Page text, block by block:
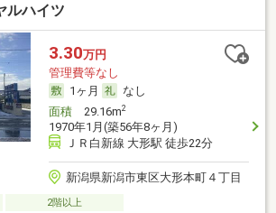
ルハイツ
3.30万円
管理費等なし
1ヶ月
なし
面積29.16m2
1970年1月(築56年8ヶ月)
ＪＲ白新線 大形駅 徒歩22分
新潟県新潟市東区大形本町４丁目
2階以上